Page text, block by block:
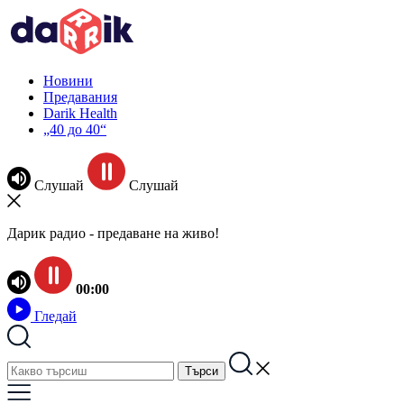
Новини
Предавания
Darik Health
„40 до 40“
Слушай Слушай
Дарик радио - предаване на живо!
00:00
Гледай